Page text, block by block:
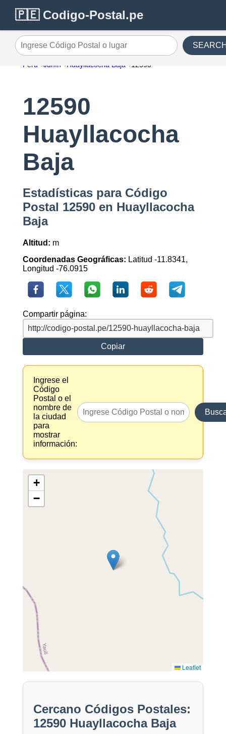
🇵🇪 Codigo-Postal.pe
Ingrese Código Postal o lugar
Perú Junín Huayllacocha Baja 12590
12590
Huayllacocha
Baja
Estadísticas para Código
Postal 12590 en Huayllacocha
Baja
Altitud: m
Coordenadas Geográficas: Latitud -11.8341,
Longitud -76.0915
Compartir página:
Copiar
Ingrese el
Código
Postal o el
nombre de
la ciudad
para
mostrar
información:
+
−
Leaflet
Cercano Códigos Postales:
12590 Huayllacocha Baja